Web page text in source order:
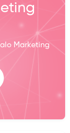
Marketing